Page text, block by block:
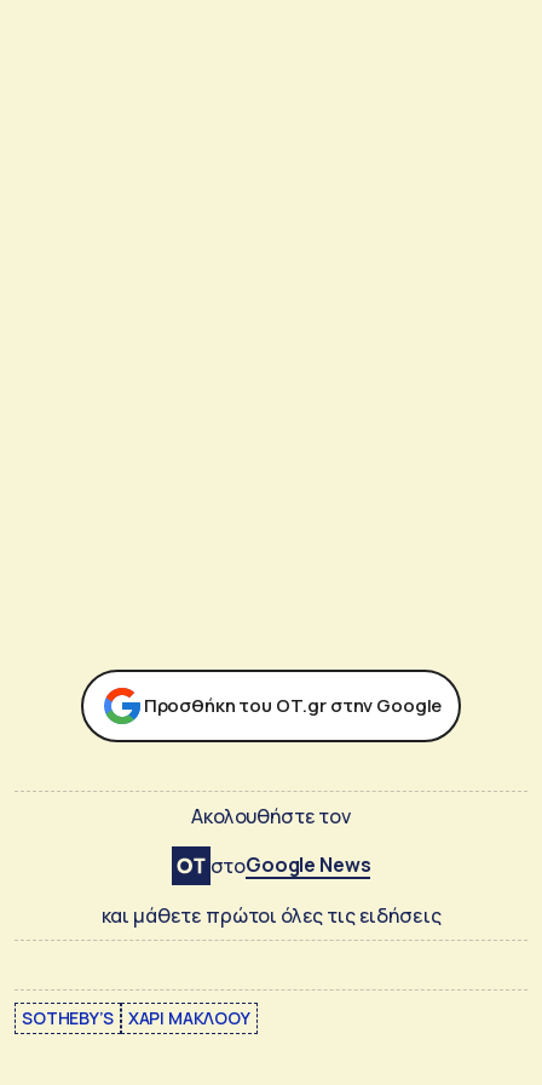
Προσθήκη του ΟΤ.gr στην Google
Ακολουθήστε τον
στοGoogle News
και μάθετε πρώτοι όλες τις ειδήσεις
SOTHEBY’S ΧΑΡΙ ΜΑΚΛΟΟΥ